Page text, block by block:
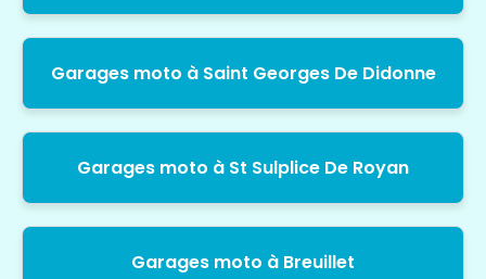
Garages moto à Saint Georges De Didonne
Garages moto à St Sulplice De Royan
Garages moto à Breuillet